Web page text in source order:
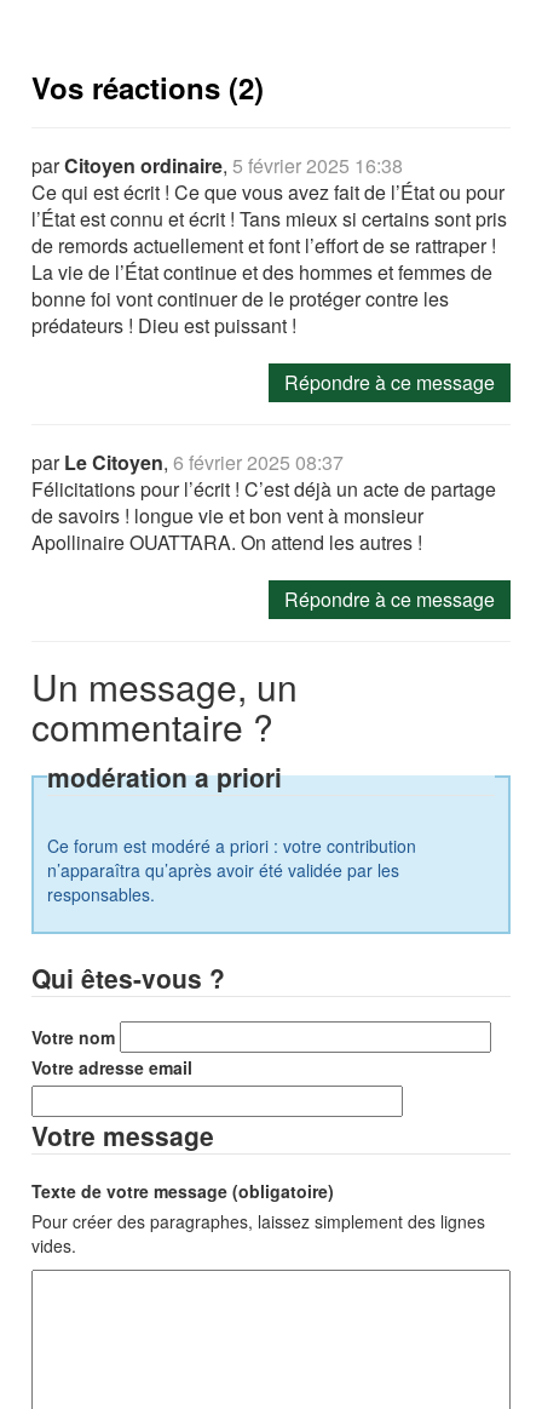
Vos réactions (2)
parCitoyen ordinaire,5 février 2025 16:38
Ce qui est écrit ! Ce que vous avez fait de l’État ou pour
l’État est connu et écrit ! Tans mieux si certains sont pris
de remords actuellement et font l’effort de se rattraper !
La vie de l’État continue et des hommes et femmes de
bonne foi vont continuer de le protéger contre les
prédateurs ! Dieu est puissant !
Répondre à ce message
parLe Citoyen,6 février 2025 08:37
Félicitations pour l’écrit ! C’est déjà un acte de partage
de savoirs ! longue vie et bon vent à monsieur
Apollinaire OUATTARA. On attend les autres !
Répondre à ce message
Un message, un
commentaire ?
modération a priori
Ce forum est modéré a priori : votre contribution
n’apparaîtra qu’après avoir été validée par les
responsables.
Qui êtes-vous ?
Votre nom
Votre adresse email
Votre message
Texte de votre message (obligatoire)
Pour créer des paragraphes, laissez simplement des lignes
vides.